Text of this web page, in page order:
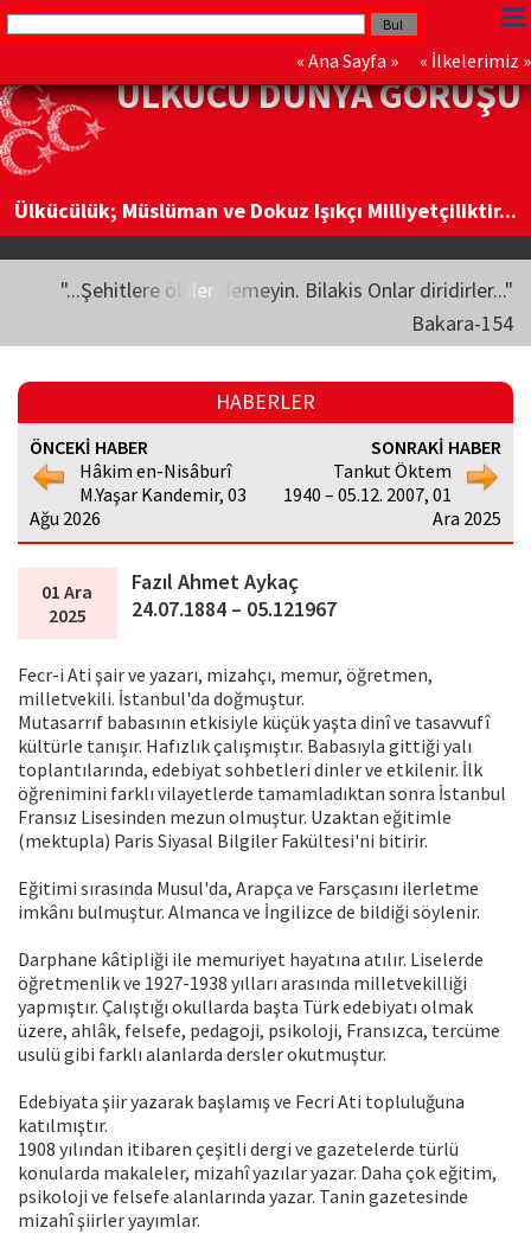
« Ana Sayfa » « İlkelerimiz »
ÜLKÜCÜ DÜNYA GÖRÜŞÜ
Ülkücülük; Müslüman ve Dokuz Işıkçı Milliyetçiliktir...
"...Şehitlere ölüler demeyin. Bilakis Onlar diridirler..."
Bakara-154
HABERLER
ÖNCEKİ HABER
Hâkim en-Nisâburî
M.Yaşar Kandemir, 03
Ağu 2026
SONRAKİ HABER
Tankut Öktem
1940 – 05.12. 2007, 01
Ara 2025
01 Ara
2025
Fazıl Ahmet Aykaç
24.07.1884 – 05.121967
Fecr-i Ati şair ve yazarı, mizahçı, memur, öğretmen,
milletvekili. İstanbul'da doğmuştur.
Mutasarrıf babasının etkisiyle küçük yaşta dinî ve tasavvufî
kültürle tanışır. Hafızlık çalışmıştır. Babasıyla gittiği yalı
toplantılarında, edebiyat sohbetleri dinler ve etkilenir. İlk
öğrenimini farklı vilayetlerde tamamladıktan sonra İstanbul
Fransız Lisesinden mezun olmuştur. Uzaktan eğitimle
(mektupla) Paris Siyasal Bilgiler Fakültesi'ni bitirir.
Eğitimi sırasında Musul'da, Arapça ve Farsçasını ilerletme
imkânı bulmuştur. Almanca ve İngilizce de bildiği söylenir.
Darphane kâtipliği ile memuriyet hayatına atılır. Liselerde
öğretmenlik ve 1927-1938 yılları arasında milletvekilliği
yapmıştır. Çalıştığı okullarda başta Türk edebiyatı olmak
üzere, ahlâk, felsefe, pedagoji, psikoloji, Fransızca, tercüme
usulü gibi farklı alanlarda dersler okutmuştur.
Edebiyata şiir yazarak başlamış ve Fecri Ati topluluğuna
katılmıştır.
1908 yılından itibaren çeşitli dergi ve gazetelerde türlü
konularda makaleler, mizahî yazılar yazar. Daha çok eğitim,
psikoloji ve felsefe alanlarında yazar. Tanin gazetesinde
mizahî şiirler yayımlar.